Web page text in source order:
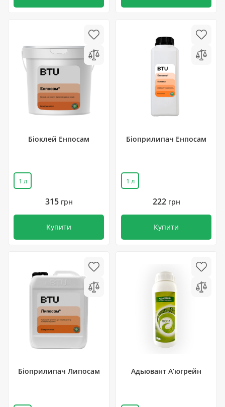
Біоклей Енпосам
1 л
315 грн
Купити
Біоприлипач Енпосам
1 л
222 грн
Купити
Біоприлипач Липосам Адьювант А’югрейн